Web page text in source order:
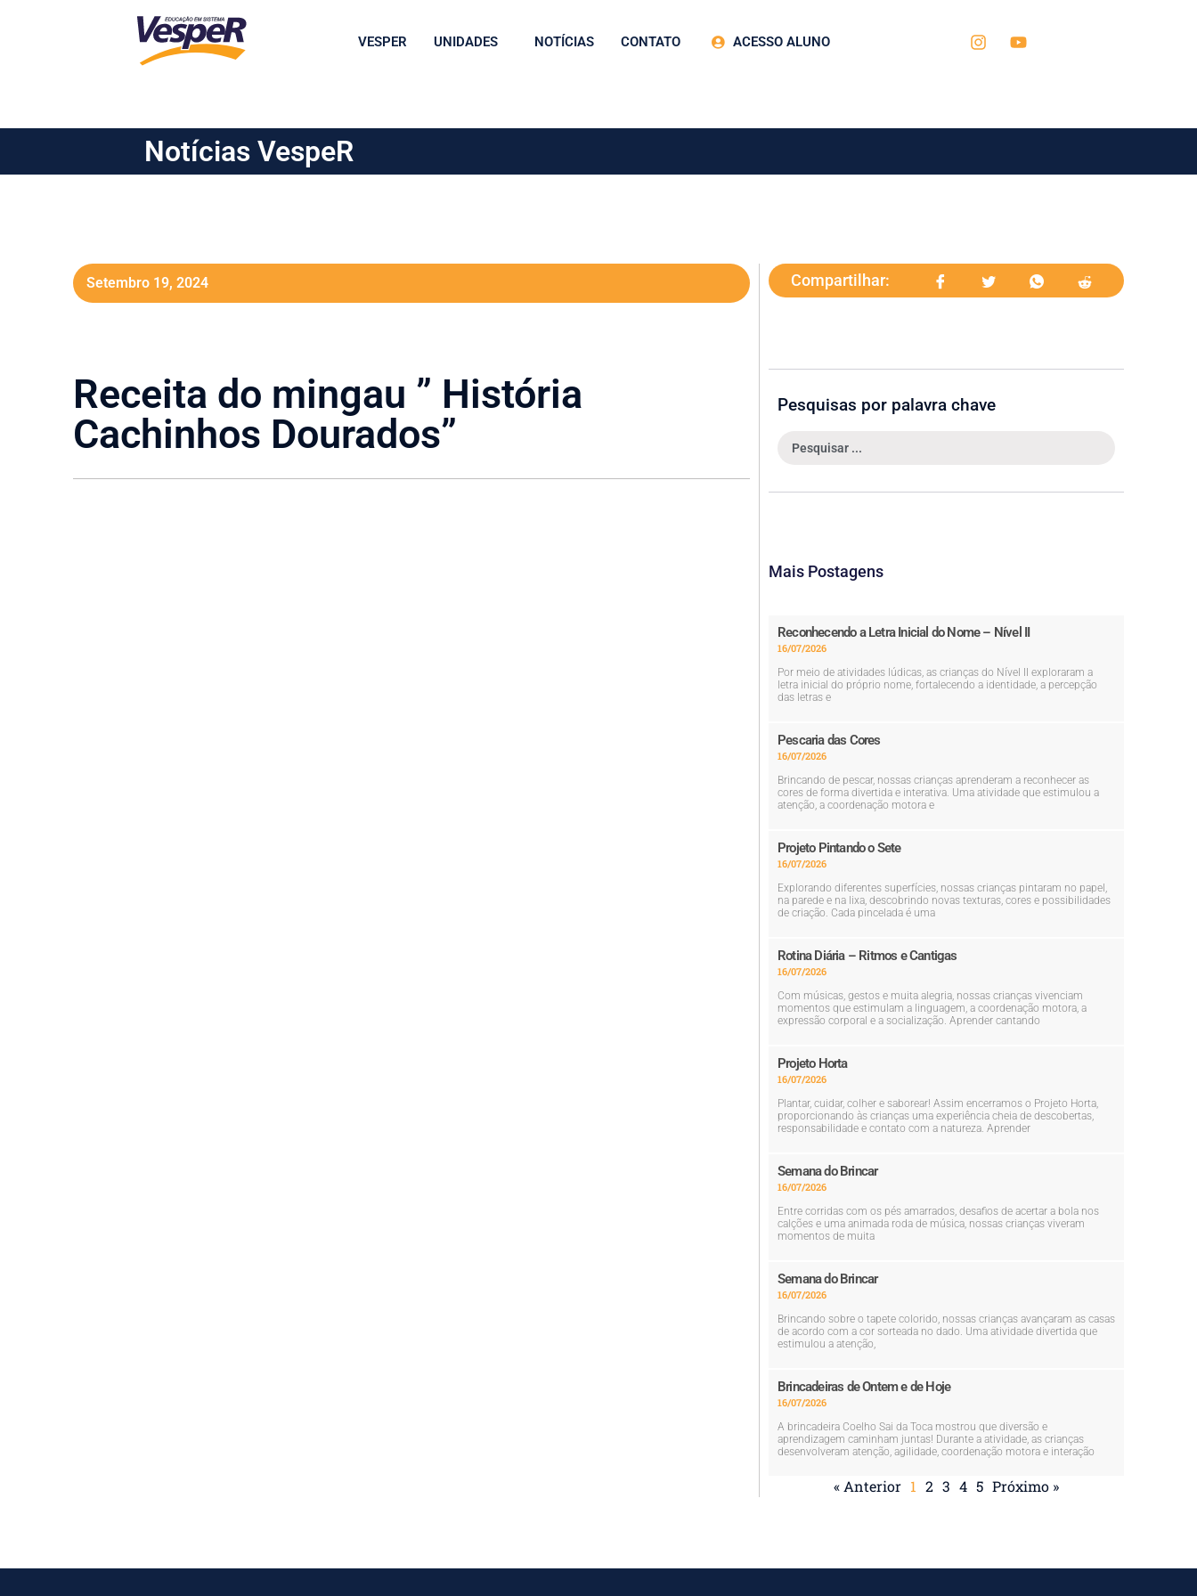
VESPER UNIDADES NOTÍCIAS CONTATO ACESSO ALUNO
Notícias VespeR
Setembro 19, 2024
Receita do mingau ” História
Cachinhos Dourados”
Compartilhar:
Pesquisas por palavra chave
Mais Postagens
Reconhecendo a Letra Inicial do Nome – Nível II
16/07/2026
Por meio de atividades lúdicas, as crianças do Nível II exploraram a
letra inicial do próprio nome, fortalecendo a identidade, a percepção
das letras e
Pescaria das Cores
16/07/2026
Brincando de pescar, nossas crianças aprenderam a reconhecer as
cores de forma divertida e interativa. Uma atividade que estimulou a
atenção, a coordenação motora e
Projeto Pintando o Sete
16/07/2026
Explorando diferentes superfícies, nossas crianças pintaram no papel,
na parede e na lixa, descobrindo novas texturas, cores e possibilidades
de criação. Cada pincelada é uma
Rotina Diária – Ritmos e Cantigas
16/07/2026
Com músicas, gestos e muita alegria, nossas crianças vivenciam
momentos que estimulam a linguagem, a coordenação motora, a
expressão corporal e a socialização. Aprender cantando
Projeto Horta
16/07/2026
Plantar, cuidar, colher e saborear! Assim encerramos o Projeto Horta,
proporcionando às crianças uma experiência cheia de descobertas,
responsabilidade e contato com a natureza. Aprender
Semana do Brincar
16/07/2026
Entre corridas com os pés amarrados, desafios de acertar a bola nos
calções e uma animada roda de música, nossas crianças viveram
momentos de muita
Semana do Brincar
16/07/2026
Brincando sobre o tapete colorido, nossas crianças avançaram as casas
de acordo com a cor sorteada no dado. Uma atividade divertida que
estimulou a atenção,
Brincadeiras de Ontem e de Hoje
16/07/2026
A brincadeira Coelho Sai da Toca mostrou que diversão e
aprendizagem caminham juntas! Durante a atividade, as crianças
desenvolveram atenção, agilidade, coordenação motora e interação
« Anterior 1 2 3 4 5 Próximo »